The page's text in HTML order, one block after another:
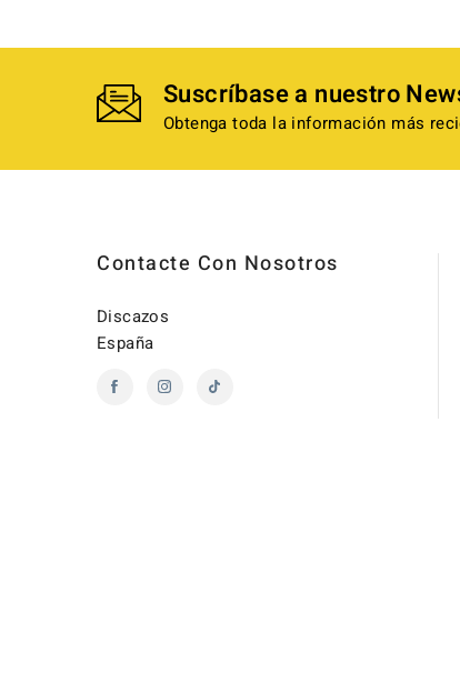
Suscríbase a nuestro
Obtenga toda la información más
Contacte Con Nosotros
Discazos
España